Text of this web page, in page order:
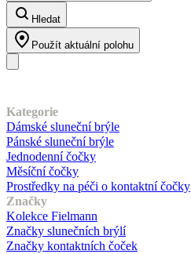
Hledat
Použít aktuální polohu
Kategorie
Dámské sluneční brýle
Pánské sluneční brýle
Jednodenní čočky
Měsíční čočky
Prostředky na péči o kontaktní čočky
Značky
Kolekce Fielmann
Značky slunečních brýlí
Značky kontaktních čoček